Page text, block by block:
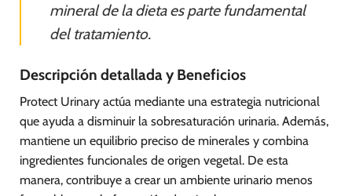
mineral de la dieta es parte fundamental
del tratamiento.
Descripción detallada y Beneficios
Protect Urinary actúa mediante una estrategia nutricional
que ayuda a disminuir la sobresaturación urinaria. Además,
mantiene un equilibrio preciso de minerales y combina
ingredientes funcionales de origen vegetal. De esta
manera, contribuye a crear un ambiente urinario menos